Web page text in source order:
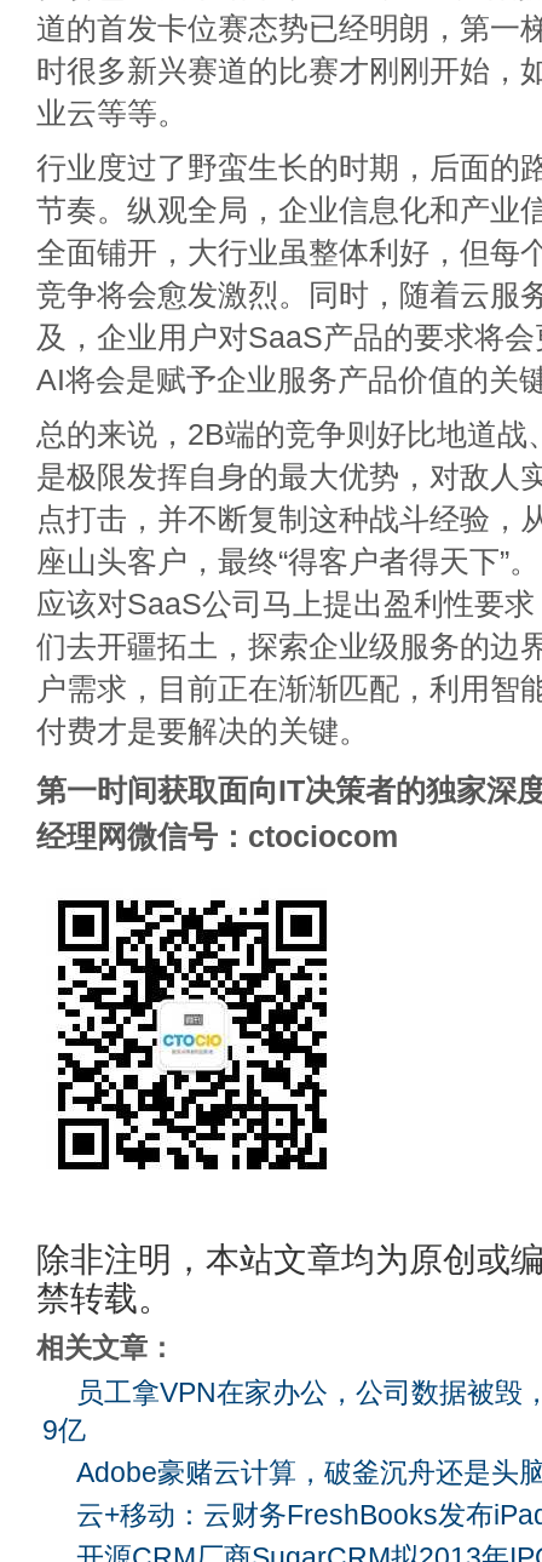
道的首发卡位赛态势已经明朗，第一
时很多新兴赛道的比赛才刚刚开始，
业云等等。
行业度过了野蛮生长的时期，后面的
节奏。纵观全局，企业信息化和产业
全面铺开，大行业虽整体利好，但每
竞争将会愈发激烈。同时，随着云服
及，企业用户对SaaS产品的要求将会
AI将会是赋予企业服务产品价值的关
总的来说，2B端的竞争则好比地道战
是极限发挥自身的最大优势，对敌人
点打击，并不断复制这种战斗经验，
座山头客户，最终“得客户者得天下”
应该对SaaS公司马上提出盈利性要
们去开疆拓土，探索企业级服务的边
户需求，目前正在渐渐匹配，利用智
付费才是要解决的关键。
第一时间获取面向IT决策者的独家深
经理网微信号：ctociocom
除非注明，本站文章均为原创或
禁转载。
相关文章：
员工拿VPN在家办公，公司数据被毁
9亿
Adobe豪赌云计算，破釜沉舟还是头
云+移动：云财务FreshBooks发布